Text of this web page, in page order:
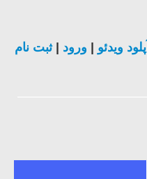
آپلود ویدئو ورود |ثبت نام